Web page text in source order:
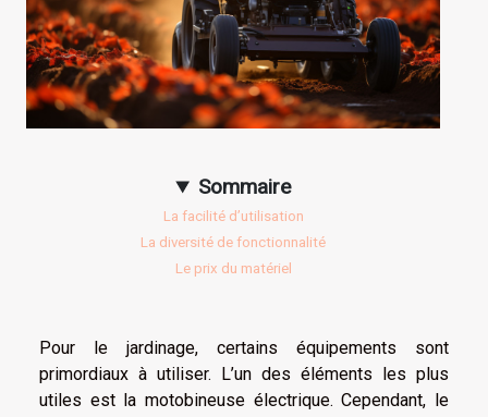
Sommaire
La facilité d’utilisation
La diversité de fonctionnalité
Le prix du matériel
Pour le jardinage, certains équipements sont
primordiaux à utiliser. L’un des éléments les plus
utiles est la motobineuse électrique. Cependant, le